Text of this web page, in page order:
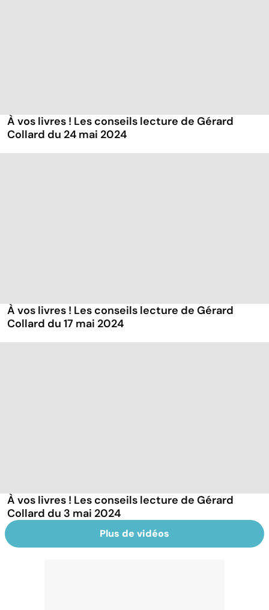
À vos livres ! Les conseils lecture de Gérard
Collard du 24 mai 2024
À vos livres ! Les conseils lecture de Gérard
Collard du 17 mai 2024
À vos livres ! Les conseils lecture de Gérard
Collard du 3 mai 2024
Plus de vidéos